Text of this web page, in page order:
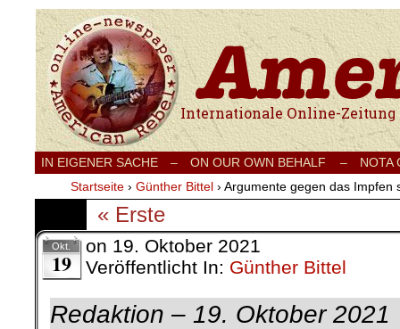
Internationale Onlinezeitung für Frieden,
IN EIGENER SACHE – ON OUR OWN BEHALF –
NOTA
Startseite › Günther Bittel › Argumente gegen das Impfen
« Erste
Okt.
19
on 19. Oktober 2021
Veröffentlicht In: Günther Bittel
Redaktion – 19. Oktober 2021